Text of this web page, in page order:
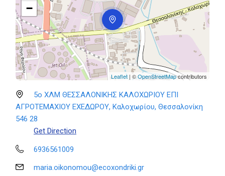
−
Leaflet | ©OpenStreetMapcontributors
5ο ΧΛΜ ΘΕΣΣΑΛΟΝΙΚΗΣ ΚΑΛΟΧΩΡΙΟΥ ΕΠΙ
ΑΓΡΟΤΕΜΑΧΙΟΥ ΕΧΕΔΩΡΟΥ, Καλοχωρίου, Θεσσαλονίκη
546 28
Get Direction
6936561009
maria.oikonomou@ecoxondriki.gr